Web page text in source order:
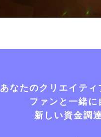
あなたのクリエイテ
ファンと一緒
新しい資金調